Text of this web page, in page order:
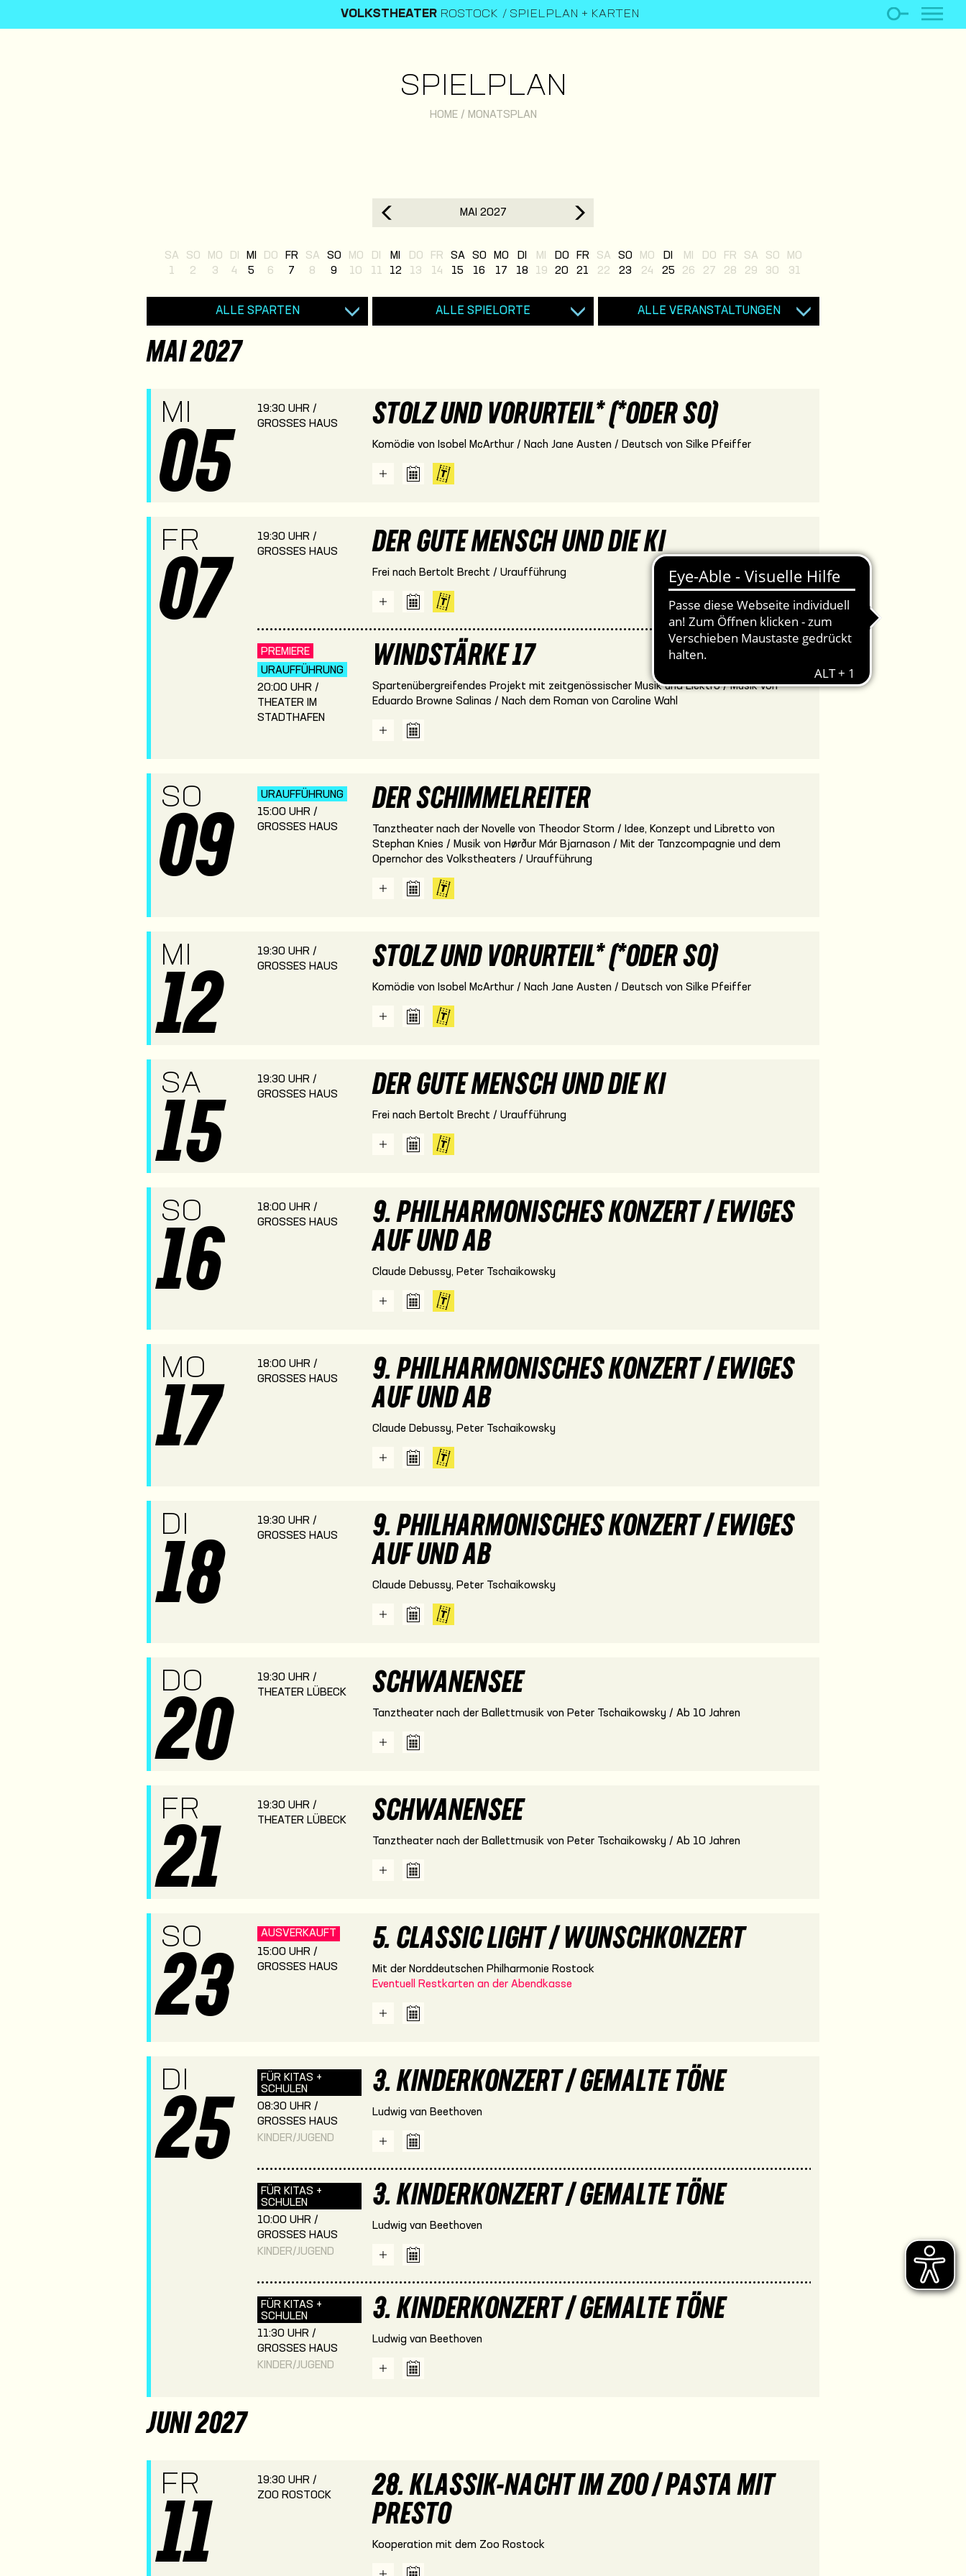
VOLKSTHEATER ROSTOCK SPIELPLAN + KARTEN
SPIELPLAN
HOME/ MONATSPLAN
MAI 2027
SA
1
SO
2
MO
3
DI
4
MI
5
DO
6
FR
7
SA
8
SO
9
MO
10
DI
11
MI
12
DO
13
FR
14
SA
15
SO
16
MO
17
DI
18
MI
19
DO
20
FR
21
SA
22
SO
23
MO
24
DI
25
MI
26
DO
27
FR
28
SA
29
SO
30
MO
31
ALLE SPARTEN ALLE SPIELORTE ALLE VERANSTALTUNGEN
MAI 2027
MI
05
19:30 UHR /
GROSSES HAUS
STOLZ UND VORURTEIL* (*ODER SO)
Komödie von Isobel McArthur / Nach Jane Austen / Deutsch von Silke Pfeiffer
FR
07
19:30 UHR /
GROSSES HAUS
DER GUTE MENSCH UND DIE KI
Frei nach Bertolt Brecht / Uraufführung
PREMIERE
URAUFFÜHRUNG
20:00 UHR /
THEATER IM
STADTHAFEN
WINDSTÄRKE 17
Spartenübergreifendes Projekt mit zeitgenössischer Musik und Elektro / Musik von
Eduardo Browne Salinas / Nach dem Roman von Caroline Wahl
SO
09
URAUFFÜHRUNG
15:00 UHR /
GROSSES HAUS
DER SCHIMMELREITER
Tanztheater nach der Novelle von Theodor Storm / Idee, Konzept und Libretto von
Stephan Knies / Musik von Hørður Már Bjarnason / Mit der Tanzcompagnie und dem
Opernchor des Volkstheaters / Uraufführung
MI
12
19:30 UHR /
GROSSES HAUS
STOLZ UND VORURTEIL* (*ODER SO)
Komödie von Isobel McArthur / Nach Jane Austen / Deutsch von Silke Pfeiffer
SA
15
19:30 UHR /
GROSSES HAUS
DER GUTE MENSCH UND DIE KI
Frei nach Bertolt Brecht / Uraufführung
SO
16
18:00 UHR /
GROSSES HAUS
9. PHILHARMONISCHES KONZERT / EWIGES
AUF UND AB
Claude Debussy, Peter Tschaikowsky
MO
17
18:00 UHR /
GROSSES HAUS
9. PHILHARMONISCHES KONZERT / EWIGES
AUF UND AB
Claude Debussy, Peter Tschaikowsky
DI
18
19:30 UHR /
GROSSES HAUS
9. PHILHARMONISCHES KONZERT / EWIGES
AUF UND AB
Claude Debussy, Peter Tschaikowsky
DO
20
19:30 UHR /
THEATER LÜBECK
SCHWANENSEE
Tanztheater nach der Ballettmusik von Peter Tschaikowsky / Ab 10 Jahren
FR
21
19:30 UHR /
THEATER LÜBECK
SCHWANENSEE
Tanztheater nach der Ballettmusik von Peter Tschaikowsky / Ab 10 Jahren
SO
23
AUSVERKAUFT
15:00 UHR /
GROSSES HAUS
5. CLASSIC LIGHT / WUNSCHKONZERT
Mit der Norddeutschen Philharmonie Rostock
Eventuell Restkarten an der Abendkasse
DI
25
FÜR KITAS +
SCHULEN
08:30 UHR /
GROSSES HAUS
KINDER/JUGEND
3. KINDERKONZERT / GEMALTE TÖNE
Ludwig van Beethoven
FÜR KITAS +
SCHULEN
10:00 UHR /
GROSSES HAUS
KINDER/JUGEND
3. KINDERKONZERT / GEMALTE TÖNE
Ludwig van Beethoven
FÜR KITAS +
SCHULEN
11:30 UHR /
GROSSES HAUS
KINDER/JUGEND
3. KINDERKONZERT / GEMALTE TÖNE
Ludwig van Beethoven
JUNI 2027
FR
11
19:30 UHR /
ZOO ROSTOCK
28. KLASSIK-NACHT IM ZOO / PASTA MIT
PRESTO
Kooperation mit dem Zoo Rostock